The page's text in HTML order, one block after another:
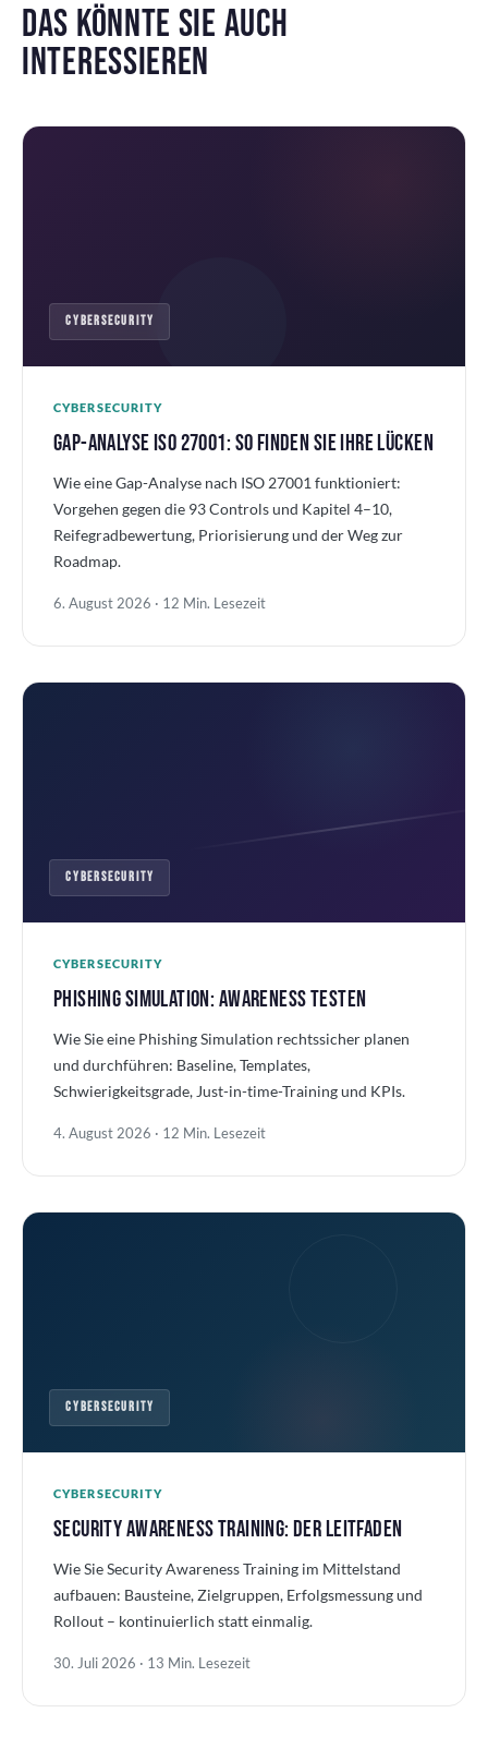
DAS KÖNNTE SIE AUCH
INTERESSIEREN
CYBERSECURITY
CYBERSECURITY
GAP-ANALYSE ISO 27001: SO FINDEN SIE IHRE LÜCKEN
Wie eine Gap-Analyse nach ISO 27001 funktioniert:
Vorgehen gegen die 93 Controls und Kapitel 4–10,
Reifegradbewertung, Priorisierung und der Weg zur
Roadmap.
6. August 2026 · 12 Min. Lesezeit
CYBERSECURITY
CYBERSECURITY
PHISHING SIMULATION: AWARENESS TESTEN
Wie Sie eine Phishing Simulation rechtssicher planen
und durchführen: Baseline, Templates,
Schwierigkeitsgrade, Just-in-time-Training und KPIs.
4. August 2026 · 12 Min. Lesezeit
CYBERSECURITY
CYBERSECURITY
SECURITY AWARENESS TRAINING: DER LEITFADEN
Wie Sie Security Awareness Training im Mittelstand
aufbauen: Bausteine, Zielgruppen, Erfolgsmessung und
Rollout – kontinuierlich statt einmalig.
30. Juli 2026 · 13 Min. Lesezeit